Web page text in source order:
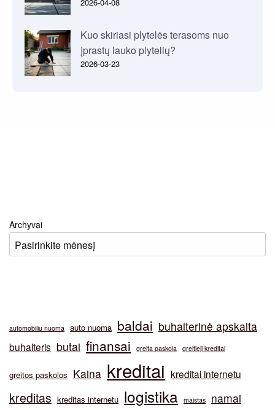
Kuo skiriasi plytelės terasoms nuo
įprastų lauko plytelių?
2026-03-23
Archyvai
automobiliu nuoma auto nuoma baldai buhalterinė apskaita
buhalteris butai finansai greita paskola greitieji kreditai
greitos paskolos Kaina kreditai kreditai internetu
kreditas kreditas internetu logistika maistas namai